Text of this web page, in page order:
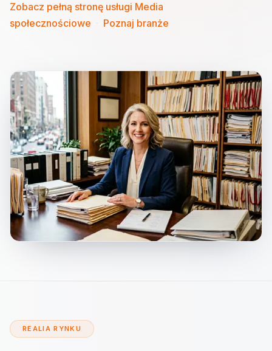
Zobacz pełną stronę usługi Media
społecznościowe
Poznaj branże
REALIA RYNKU